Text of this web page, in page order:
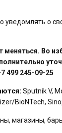
уведомлять о
меняться. Во
499 245-09-25
Sputnik V,
BioNTech,
магазины,